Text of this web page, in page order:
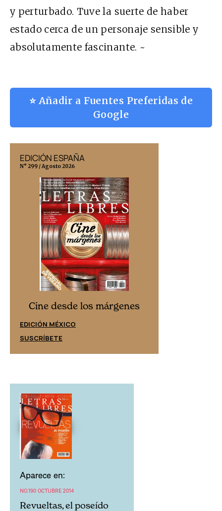
y perturbado. Tuve la suerte de haber
estado cerca de un personaje sensible y
absolutamente fascinante. ~
⭐ Añadir a Fuentes Preferidas de
Google
EDICIÓN ESPAÑA
N° 299 / Agosto 2026
Cine desde los márgenes
EDICIÓN MÉXICO
SUSCRÍBETE
Aparece en:
NO.190 OCTUBRE 2014
Revueltas, el poseído